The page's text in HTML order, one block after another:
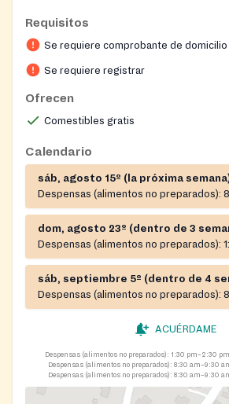
client‑choice model during limited
Requisitos
Se requiere comprobante de domicilio
Se requiere registrar
Ofrecen
Comestibles gratis
Calendario
sáb, agosto 15º (la próxima
Despensas (alimentos no preparados):
dom, agosto 23º (dentro de 3
Despensas (alimentos no preparados):
sáb, septiembre 5º (dentro de 4
Despensas (alimentos no preparados):
ACUÉRDAME
Despensas (alimentos no preparados): 1:30 pm–2:30 pm
Despensas (alimentos no preparados): 8:30 am–9:30
Despensas (alimentos no preparados): 8:30 am–9:30